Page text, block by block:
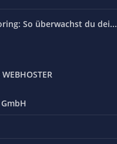
So überwachst du dei...
WEBHOSTER